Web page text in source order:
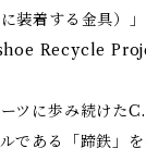
に装着する金具）
Recycle
ツに歩み続けた
である「蹄鉄」